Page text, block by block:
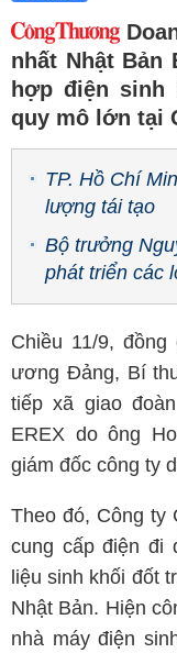
nhất Nhật Bản
hợp điện sinh
quy mô lớn tại
TP. Hồ Chí
lượng tái tạo
Bộ trưởng
phát triển các
Chiều 11/9,
ương Đảng, Bí
tiếp xã giao
EREX do ông
giám đốc công ty
Theo đó, Công ty
cung cấp điện đi
liệu sinh khối đốt
Nhật Bản. Hiện
nhà máy điện